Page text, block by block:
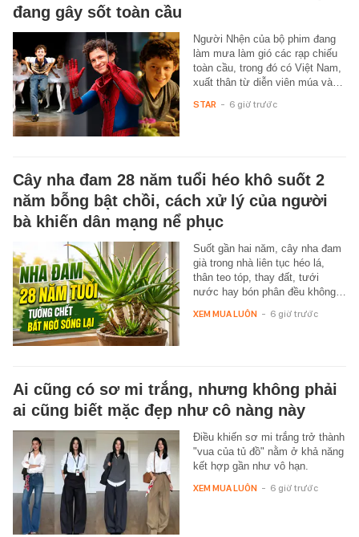
đang gây sốt toàn cầu
Người Nhện của bộ phim đang
làm mưa làm gió các rạp chiếu
toàn cầu, trong đó có Việt Nam,
xuất thân từ diễn viên múa và…
STAR - 6 giờ trước
Cây nha đam 28 năm tuổi héo khô suốt 2
năm bỗng bật chồi, cách xử lý của người
bà khiến dân mạng nể phục
Suốt gần hai năm, cây nha đam
già trong nhà liên tục héo lá,
thân teo tóp, thay đất, tưới
nước hay bón phân đều không…
XEM MUA LUÔN - 6 giờ trước
Ai cũng có sơ mi trắng, nhưng không phải
ai cũng biết mặc đẹp như cô nàng này
Điều khiến sơ mi trắng trở thành
"vua của tủ đồ" nằm ở khả năng
kết hợp gần như vô hạn.
XEM MUA LUÔN - 6 giờ trước